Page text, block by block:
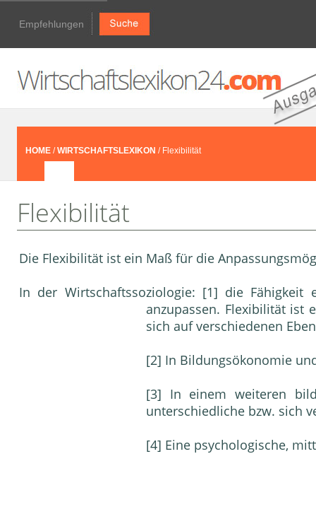
Empfehlungen
HOME /WIRTSCHAFTSLEXIKON / Flexibilität
Flexibilität
Die Flexibilität ist ein Maß für die
In der Wirtschaftssoziologie: [1] die
anzupassen. Flexibilität ist
sich auf verschiedenen
[2] In Bildungsökonomie
[3] In einem weiteren
unterschiedliche bzw. sich
[4] Eine psychologische,